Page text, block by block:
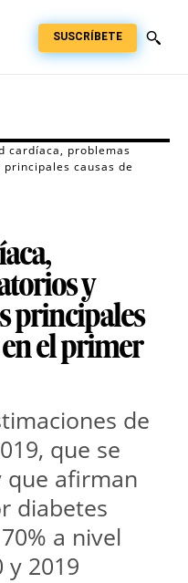
SUSCRÍBETE
cardíaca, problemas
causas de
y
principales
el primer
de
que se
que afirman
diabetes
a nivel
y 2019